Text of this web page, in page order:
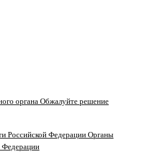
Обжалуйте решение
Органы
Федерации